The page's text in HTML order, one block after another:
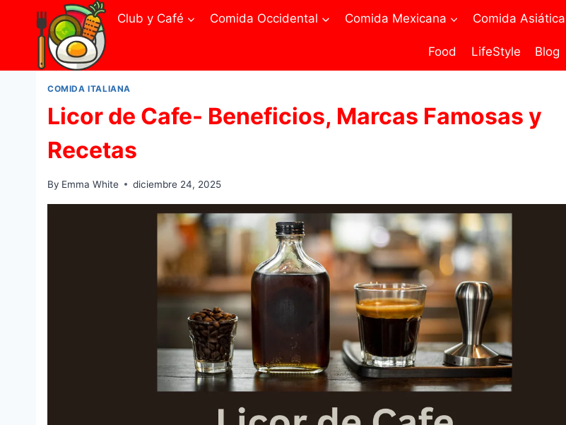
Club y Café Comida Occidental Comida Mexicana Comida Asiática
Food LifeStyle Blog
COMIDA ITALIANA
Licor de Cafe- Beneficios, Marcas Famosas y
Recetas
By Emma White diciembre 24, 2025